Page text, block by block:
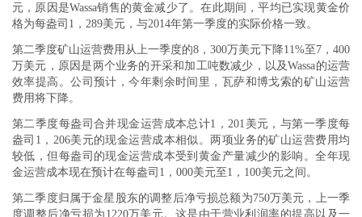
元，原因是Wassa销售的黄金减少了。在此期间，平均已实现黄金价
格为每盎司1，289美元，与2014年第一季度的实际价格一致。
第二季度矿山运营费用从上一季度的8，300万美元下降11%至7，400
万美元，原因是两个业务的开采和加工吨数减少，以及Wassa的运营
效率提高。公司预计，今年剩余时间里，瓦萨和博戈索的矿山运营
费用将下降。
第二季度每盎司合并现金运营成本总计1，201美元，与第一季度每
盎司1，206美元的现金运营成本相似。两项业务的矿山运营费用均
较低，但每盎司的现金运营成本受到黄金产量减少的影响。全年现
金运营成本现在预计在每盎司1，000美元至1，100美元之间。
第二季度归属于金星股东的调整后净亏损总额为750万美元，上一季
度调整后净亏损为1220万美元。这是由于营业利润率的提高以及一